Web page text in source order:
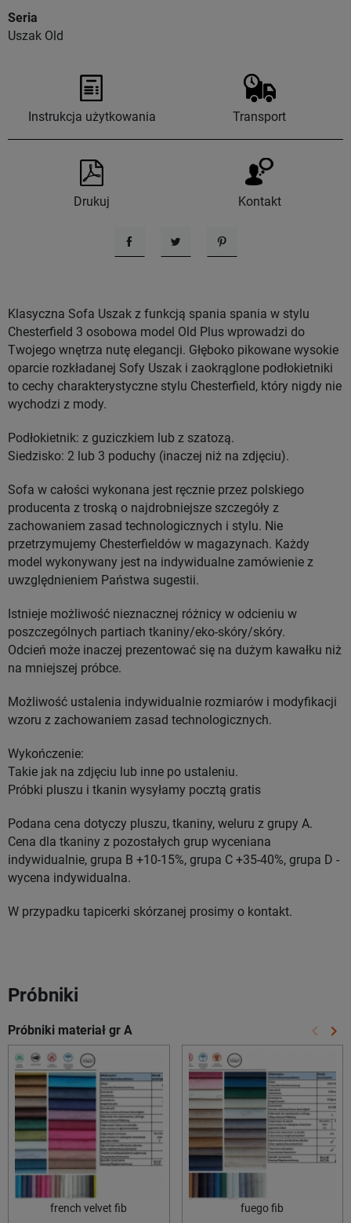
Seria
Uszak Old
Instrukcja użytkowania Transport
Drukuj Kontakt
UdostępnijTweetujPinterest
Klasyczna Sofa Uszak z funkcją spania spania w stylu
Chesterfield 3 osobowa model Old Plus wprowadzi do
Twojego wnętrza nutę elegancji. Głęboko pikowane wysokie
oparcie rozkładanej Sofy Uszak i zaokrąglone podłokietniki
to cechy charakterystyczne stylu Chesterfield, który nigdy nie
wychodzi z mody.
Podłokietnik: z guziczkiem lub z szatozą.
Siedzisko: 2 lub 3 poduchy (inaczej niż na zdjęciu).
Sofa w całości wykonana jest ręcznie przez polskiego
producenta z troską o najdrobniejsze szczegóły z
zachowaniem zasad technologicznych i stylu. Nie
przetrzymujemy Chesterfieldów w magazynach. Każdy
model wykonywany jest na indywidualne zamówienie z
uwzględnieniem Państwa sugestii.
Istnieje możliwość nieznacznej różnicy w odcieniu w
poszczególnych partiach tkaniny/eko-skóry/skóry.
Odcień może inaczej prezentować się na dużym kawałku niż
na mniejszej próbce.
Możliwość ustalenia indywidualnie rozmiarów i modyfikacji
wzoru z zachowaniem zasad technologicznych.
Wykończenie:
Takie jak na zdjęciu lub inne po ustaleniu.
Próbki pluszu i tkanin wysyłamy pocztą gratis
Podana cena dotyczy pluszu, tkaniny, weluru z grupy A.
Cena dla tkaniny z pozostałych grup wyceniana
indywidualnie, grupa B +10-15%, grupa C +35-40%, grupa D -
wycena indywidualna.
W przypadku tapicerki skórzanej prosimy o kontakt.
Próbniki
Próbniki materiał gr A keyboard_arrow_left keyboard_arrow_right
french velvet fib fuego fib